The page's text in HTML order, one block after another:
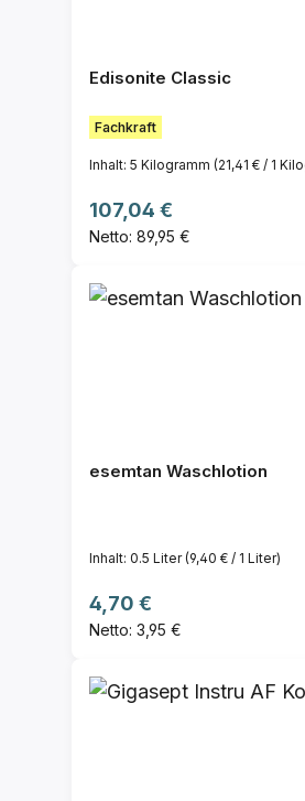
Edisonite Classic
Fachkraft
Inhalt: 5 Kilogramm (21,41 € / 1
Regulärer Preis:
107,04 €
Netto: 89,95 €
esemtan Waschlotion
Inhalt: 0.5 Liter(9,40 € / 1 Liter)
Regulärer Preis:
4,70 €
Netto: 3,95 €